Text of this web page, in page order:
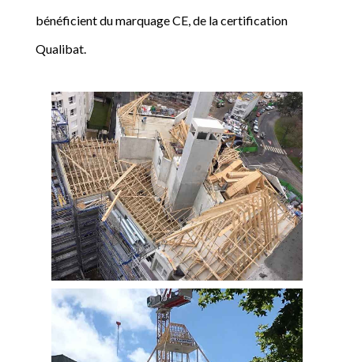
bénéficient du marquage CE, de la certification
Qualibat.